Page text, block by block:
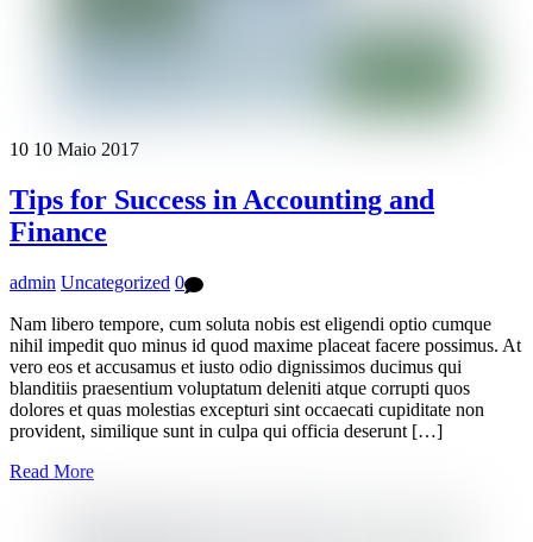
10 10 Maio 2017
Tips for Success in Accounting and
Finance
admin Uncategorized 0
Nam libero tempore, cum soluta nobis est eligendi optio cumque
nihil impedit quo minus id quod maxime placeat facere possimus. At
vero eos et accusamus et iusto odio dignissimos ducimus qui
blanditiis praesentium voluptatum deleniti atque corrupti quos
dolores et quas molestias excepturi sint occaecati cupiditate non
provident, similique sunt in culpa qui officia deserunt […]
Read More